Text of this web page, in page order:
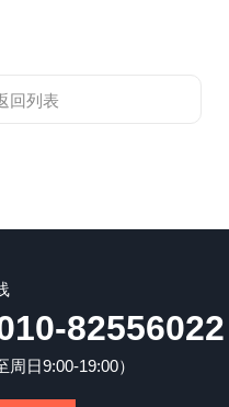
回列表
82556022
周日9:00-19:00）